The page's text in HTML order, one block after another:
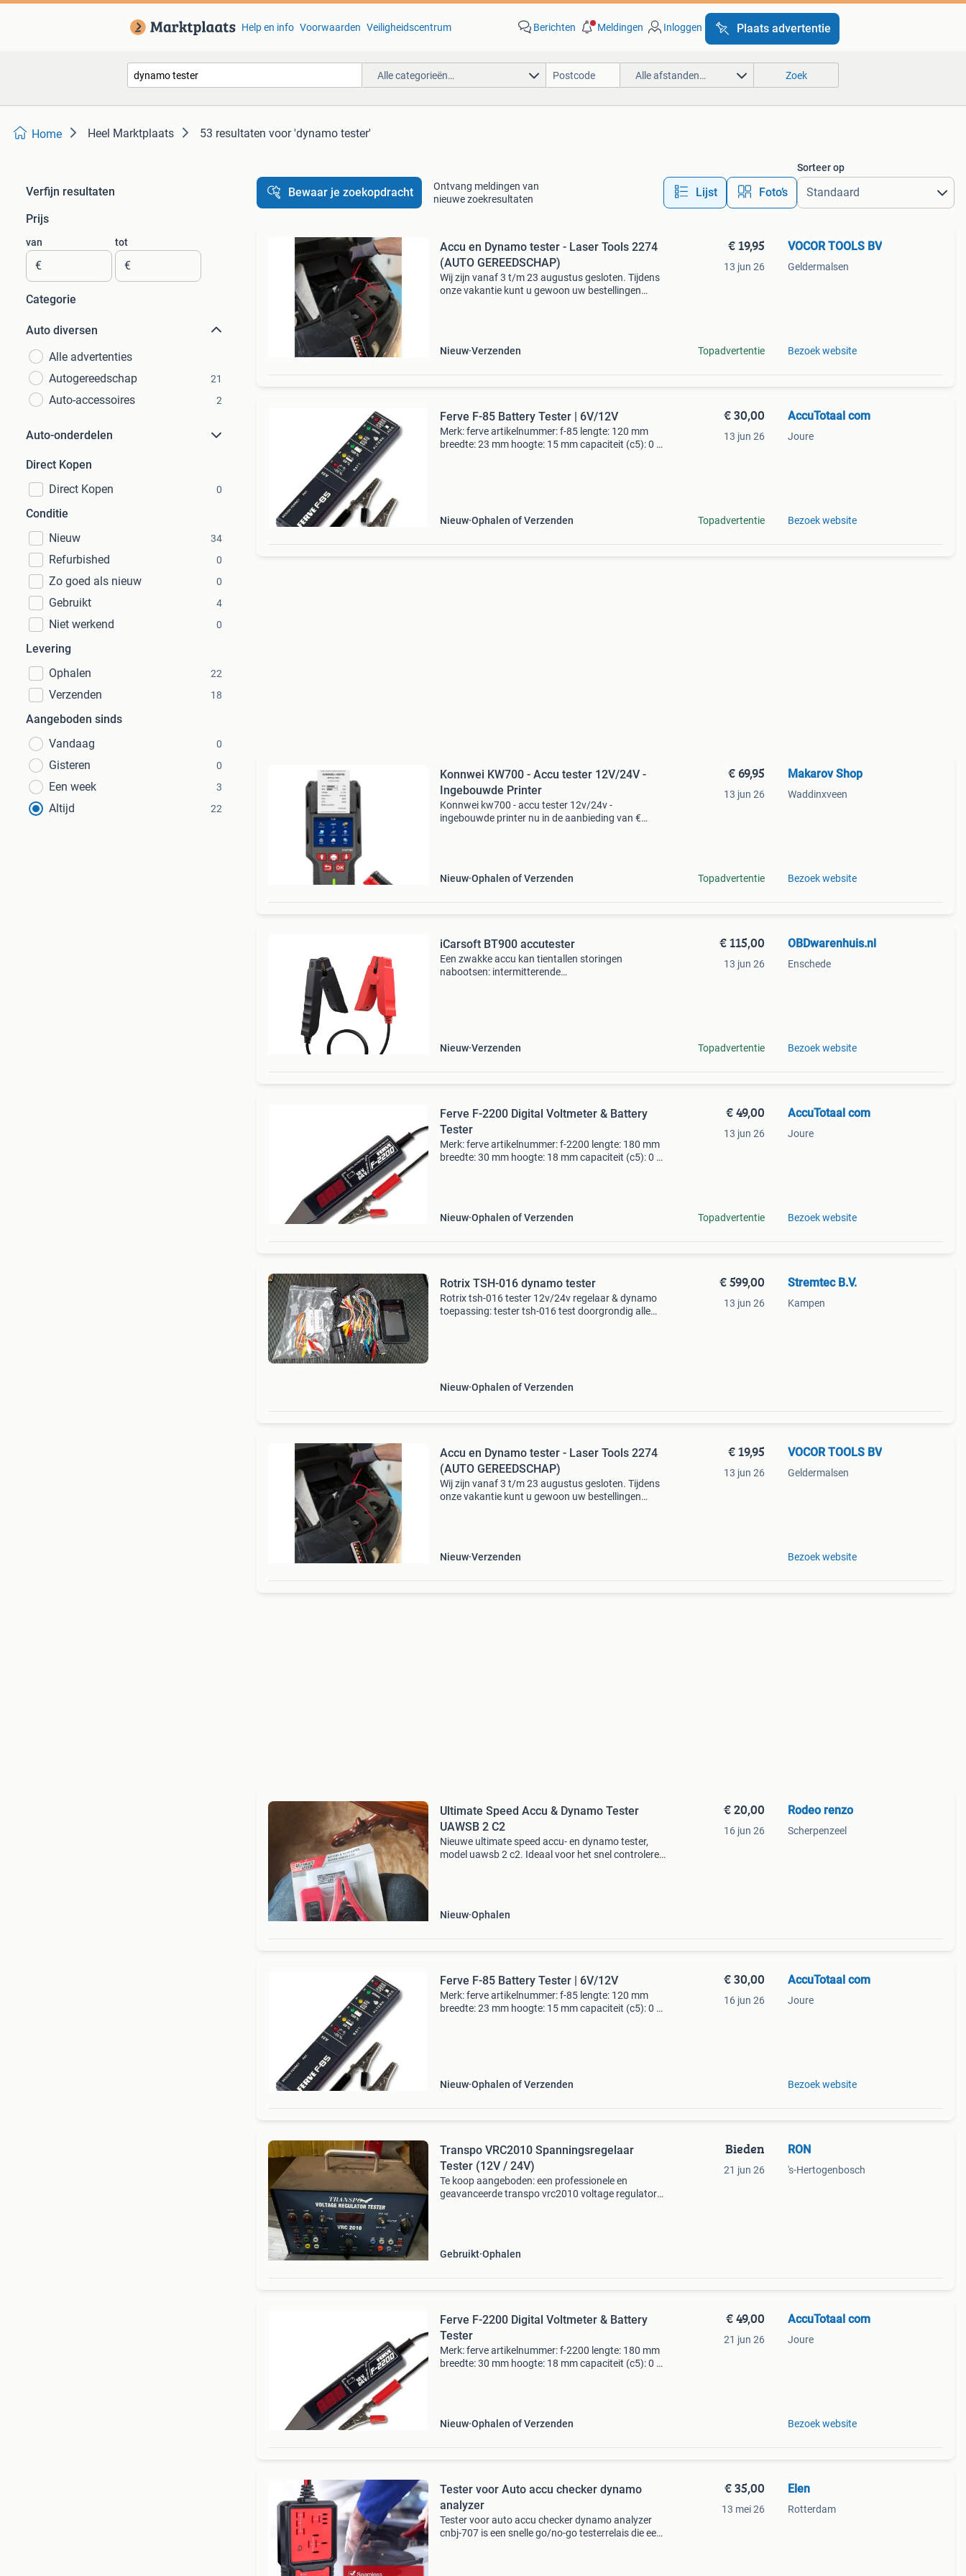
Help en info Voorwaarden Veiligheidscentrum Berichten Meldingen Inloggen Plaats advertentie
Alle categorieën… Alle afstanden… Zoek
Home Heel Marktplaats 53 resultaten voor 'dynamo tester'
Verfijn resultaten
Prijs
van
€
tot
€
Categorie
Auto diversen
Alle advertenties
Autogereedschap
21
Auto-accessoires 2
Auto-onderdelen
Direct Kopen
Direct Kopen
0
Conditie
Nieuw
34
Refurbished 0
Zo goed als nieuw 0
Gebruikt 4
Niet werkend 0
Levering
Ophalen
22
Verzenden 18
Aangeboden sinds
Vandaag
0
Gisteren 0
Een week 3
Altijd 22
Bewaar je zoekopdracht
Ontvang meldingen van
nieuwe zoekresultaten
Lijst Foto’s
Sorteer op
Accu en Dynamo tester - Laser Tools 2274
(AUTO GEREEDSCHAP)
Wij zijn vanaf 3 t/m 23 augustus gesloten. Tijdens
onze vakantie kunt u gewoon uw bestellingen
Nieuw Verzenden
€ 19,95
13 jun 26
Topadvertentie
VOCOR TOOLS BV
Geldermalsen
Bezoek website
Ferve F-85 Battery Tester | 6V/12V
Merk: ferve artikelnummer: f-85 lengte: 120 mm
breedte: 23 mm hoogte: 15 mm capaciteit (c5): 0 de
Nieuw Ophalen of Verzenden
€ 30,00
13 jun 26
Topadvertentie
AccuTotaal com
Joure
Bezoek website
Konnwei KW700 - Accu tester 12V/24V -
Ingebouwde Printer
Konnwei kw700 - accu tester 12v/24v -
ingebouwde printer nu in de aanbieding van €
Nieuw Ophalen of Verzenden
€ 69,95
13 jun 26
Topadvertentie
Makarov Shop
Waddinxveen
Bezoek website
iCarsoft BT900 accutester
Een zwakke accu kan tientallen storingen
nabootsen: intermitterende
Nieuw Verzenden
€ 115,00
13 jun 26
Topadvertentie
OBDwarenhuis.nl
Enschede
Bezoek website
Ferve F-2200 Digital Voltmeter & Battery
Tester
Merk: ferve artikelnummer: f-2200 lengte: 180 mm
breedte: 30 mm hoogte: 18 mm capaciteit (c5): 0 de
Nieuw Ophalen of Verzenden
€ 49,00
13 jun 26
Topadvertentie
AccuTotaal com
Joure
Bezoek website
Rotrix TSH-016 dynamo tester
Rotrix tsh-016 tester 12v/24v regelaar & dynamo
toepassing: tester tsh-016 test doorgrondig alle
Nieuw Ophalen of Verzenden
€ 599,00
13 jun 26
Stremtec B.V.
Kampen
Accu en Dynamo tester - Laser Tools 2274
(AUTO GEREEDSCHAP)
Wij zijn vanaf 3 t/m 23 augustus gesloten. Tijdens
onze vakantie kunt u gewoon uw bestellingen
Nieuw Verzenden
€ 19,95
13 jun 26
VOCOR TOOLS BV
Geldermalsen
Bezoek website
Ultimate Speed Accu & Dynamo Tester
UAWSB 2 C2
Nieuwe ultimate speed accu- en dynamo tester,
model uawsb 2 c2. Ideaal voor het snel controleren
Nieuw Ophalen
€ 20,00
16 jun 26
Rodeo renzo
Scherpenzeel
Ferve F-85 Battery Tester | 6V/12V
Merk: ferve artikelnummer: f-85 lengte: 120 mm
breedte: 23 mm hoogte: 15 mm capaciteit (c5): 0 de
Nieuw Ophalen of Verzenden
€ 30,00
16 jun 26
AccuTotaal com
Joure
Bezoek website
Transpo VRC2010 Spanningsregelaar
Tester (12V / 24V)
Te koop aangeboden: een professionele en
geavanceerde transpo vrc2010 voltage regulator
Gebruikt Ophalen
Bieden
21 jun 26
RON
's-Hertogenbosch
Ferve F-2200 Digital Voltmeter & Battery
Tester
Merk: ferve artikelnummer: f-2200 lengte: 180 mm
breedte: 30 mm hoogte: 18 mm capaciteit (c5): 0 de
Nieuw Ophalen of Verzenden
€ 49,00
21 jun 26
AccuTotaal com
Joure
Bezoek website
Tester voor Auto accu checker dynamo
analyzer
Tester voor auto accu checker dynamo analyzer
cnbj-707 is een snelle go/no-go testerrelais die een
€ 35,00
13 mei 26
Elen
Rotterdam